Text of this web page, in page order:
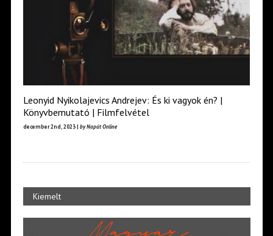
Leonyid Nyikolajevics Andrejev: És ki vagyok én? |
Könyvbemutató | Filmfelvétel
december 2nd, 2023 | by Napút Online
Kiemelt